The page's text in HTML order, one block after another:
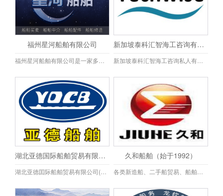
福州星河船舶有限公司 新加坡泰科汇智海工咨询有限公司
新加坡泰科汇智海工咨询私人有限公司为海工船舶，海洋石油和天然气以及海上风电行业提供工程设计，海事保障及项目咨询服务。公司专注亚太地区海工船舶市场，由各地的专业团队为您提供海工船舶买卖和租赁咨询，船舶检验，技术评估，商务谈判及船舶交接一条龙服务。www.techwise-offshore.com
湖北亚德国际船舶贸易有限公司 久和船舶（始于1992）